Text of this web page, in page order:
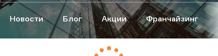
Новости Блог Акции Франчайзинг